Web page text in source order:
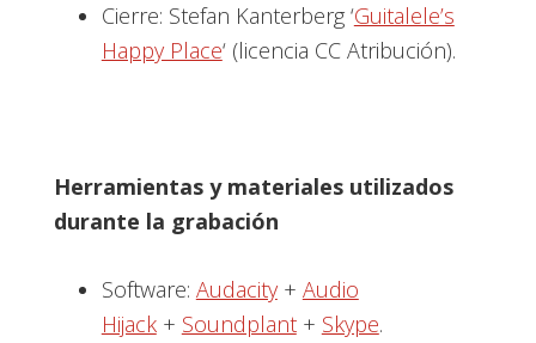
Cierre: Stefan Kanterberg ‘Guitalele’s
Happy Place‘ (licencia CC Atribución).
Herramientas y materiales utilizados
durante la grabación
Software: Audacity+ Audio
Hijack+ Soundplant+ Skype.